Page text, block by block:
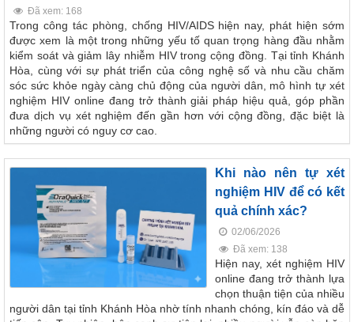
Đã xem: 168
Trong công tác phòng, chống HIV/AIDS hiện nay, phát hiện sớm
được xem là một trong những yếu tố quan trọng hàng đầu nhằm
kiểm soát và giảm lây nhiễm HIV trong cộng đồng. Tại tỉnh Khánh
Hòa, cùng với sự phát triển của công nghệ số và nhu cầu chăm
sóc sức khỏe ngày càng chủ động của người dân, mô hình tự xét
nghiệm HIV online đang trở thành giải pháp hiệu quả, góp phần
đưa dịch vụ xét nghiệm đến gần hơn với cộng đồng, đặc biệt là
những người có nguy cơ cao.
Khi nào nên tự xét
nghiệm HIV để có kết
quả chính xác?
02/06/2026
Đã xem: 138
Hiện nay, xét nghiệm HIV
online đang trở thành lựa
chọn thuận tiện của nhiều
người dân tại tỉnh Khánh Hòa nhờ tính nhanh chóng, kín đáo và dễ